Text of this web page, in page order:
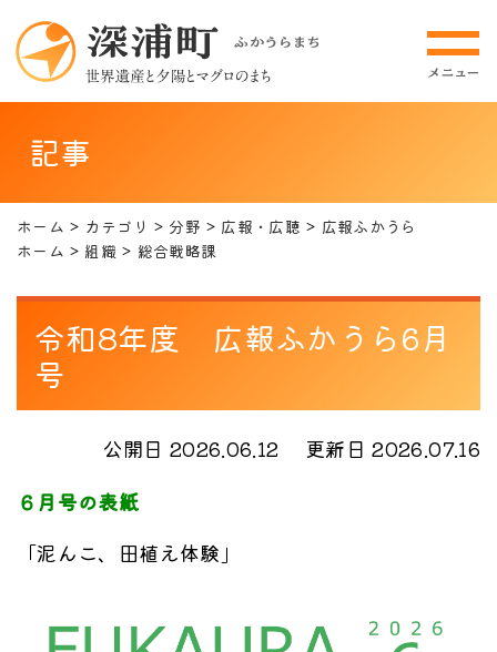
記事
ホーム カテゴリ 分野 広報・広聴
広報ふかうら
ホーム
組織 総合戦略課
令和8年度 広報ふかうら6月
号
公開日 2026.06.12
更新日 2026.07.16
６月号の表紙
「泥んこ、田植え体験」